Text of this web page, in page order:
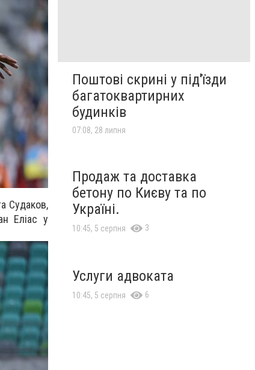
Судаков,
Еліас у
Поштові скрині у під'їзди
багатоквартирних
будинків
07:08, 28 липня
Продаж та доставка
бетону по Києву та по
Україні.
10:45, 5 серпня 3
Услуги адвоката
10:45, 5 серпня 6